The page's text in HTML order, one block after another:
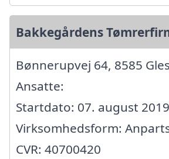
Bakkegårdens
Bønnerupvej 64, 8585
Ansatte:
Startdato: 07. august
Virksomhedsform:
CVR: 40700420